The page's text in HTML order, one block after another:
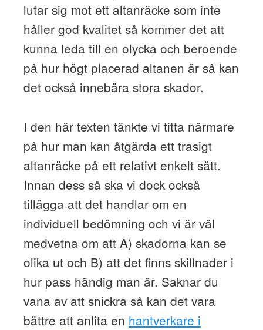
lutar sig mot ett altanräcke som inte
håller god kvalitet så kommer det att
kunna leda till en olycka och beroende
på hur högt placerad altanen är så kan
det också innebära stora skador.
I den här texten tänkte vi titta närmare
på hur man kan åtgärda ett trasigt
altanräcke på ett relativt enkelt sätt.
Innan dess så ska vi dock också
tillägga att det handlar om en
individuell bedömning och vi är väl
medvetna om att A) skadorna kan se
olika ut och B) att det finns skillnader i
hur pass händig man är. Saknar du
vana av att snickra så kan det vara
bättre att anlita en hantverkare i